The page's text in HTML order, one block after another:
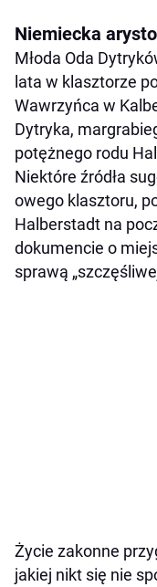
Niemiecka
Młoda Oda
lata w klasztorze
Wawrzyńca w
Dytryka,
potężnego rodu
Niektóre źródła
owego klasztoru,
Halberstadt na
dokumencie o
sprawą
Życie zakonne
jakiej nikt się nie